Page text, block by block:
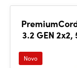
3.2 GEN
Novo